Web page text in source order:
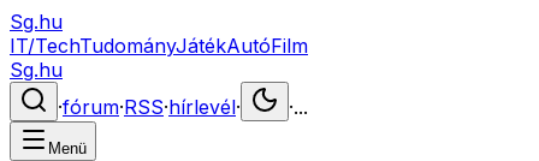
Sg.hu
IT/TechTudományJátékAutóFilm
Sg.hu
·fórum·RSS·hírlevél· ·...
Menü